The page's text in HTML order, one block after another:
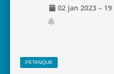
02 jan 2023 – 19
PETANQUE